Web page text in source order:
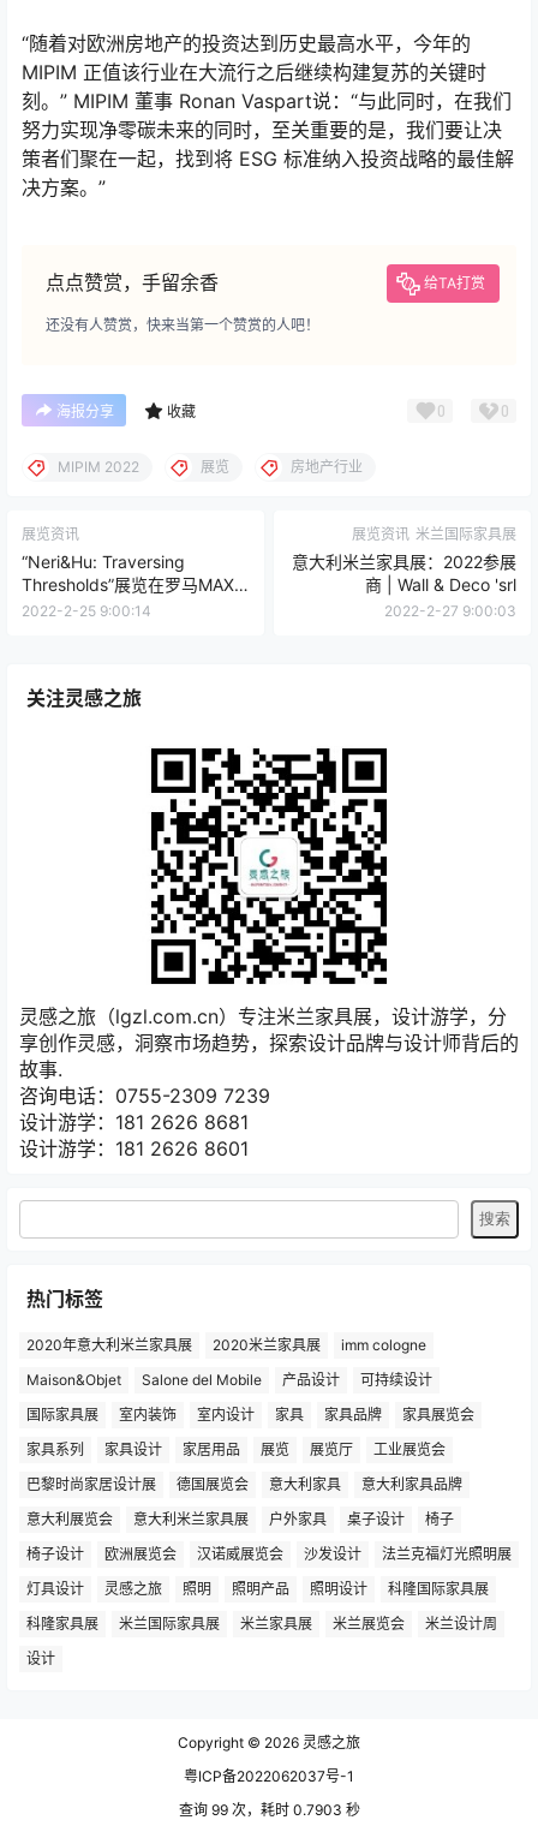
“随着对欧洲房地产的投资达到历史最高水平，今年的
MIPIM 正值该行业在大流行之后继续构建复苏的关键时
刻。” MIPIM 董事 Ronan Vaspart说：“与此同时，在我们
努力实现净零碳未来的同时，至关重要的是，我们要让决
策者们聚在一起，找到将 ESG 标准纳入投资战略的最佳解
决方案。”
点点赞赏，手留余香 给TA打赏
还没有人赞赏，快来当第一个赞赏的人吧！
海报分享 收藏 0 0
MIPIM 2022 展览 房地产行业
展览资讯
“Neri&Hu: Traversing
Thresholds”展览在罗马MAXXI
重新诠释 SCARPA
2022-2-25 9:00:14
展览资讯 米兰国际家具展
意大利米兰家具展：2022参展
商 | Wall & Deco 'srl
2022-2-27 9:00:03
关注灵感之旅
灵感之旅（lgzl.com.cn）专注米兰家具展，设计游学，分
享创作灵感，洞察市场趋势，探索设计品牌与设计师背后的
故事.
咨询电话：0755-2309 7239
设计游学：181 2626 8681
设计游学：181 2626 8601
热门标签
2020年意大利米兰家具展 2020米兰家具展
imm cologne
Maison&Objet
Salone del Mobile 产品设计
可持续设计
国际家具展
室内装饰 室内设计 家具 家具品牌
家具展览会
家具系列
家具设计 家居用品 展览 展览厅
工业展览会
巴黎时尚家居设计展
德国展览会 意大利家具
意大利家具品牌
意大利展览会
意大利米兰家具展 户外家具 桌子设计
椅子
椅子设计
欧洲展览会 汉诺威展览会 沙发设计
法兰克福灯光照明展
灯具设计
灵感之旅 照明 照明产品 照明设计
科隆国际家具展
科隆家具展
米兰国际家具展 米兰家具展 米兰展览会
米兰设计周
设计
Copyright © 2026 灵感之旅
粤ICP备2022062037号-1
查询 99 次，耗时 0.7903 秒